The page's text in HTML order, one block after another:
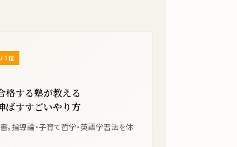
1 位
格する塾が教える
ばすすごいやり方
。指導論・子育て哲学・英語学習法を体